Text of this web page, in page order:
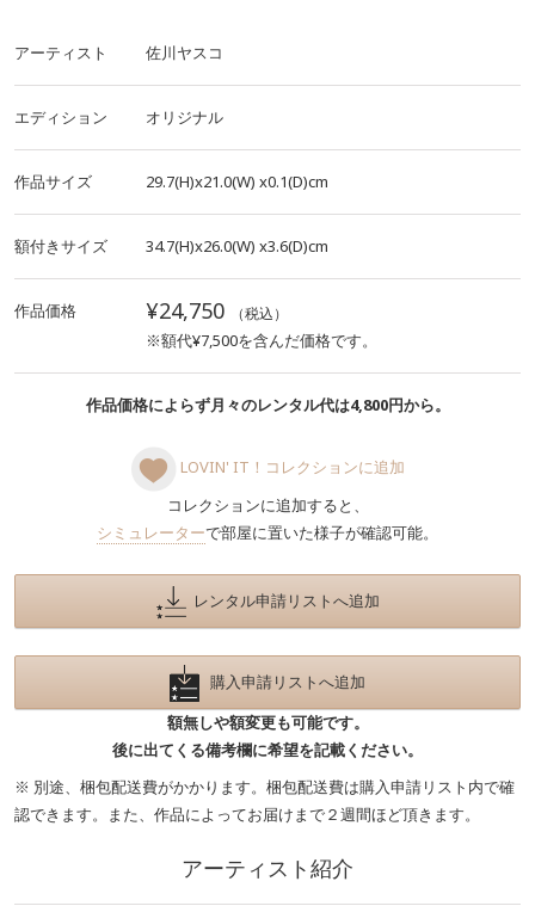
アーティスト 佐川ヤスコ
エディション オリジナル
作品サイズ 29.7(H)x21.0(W) x0.1(D)cm
額付きサイズ 34.7(H)x26.0(W) x3.6(D)cm
作品価格 ¥24,750 （税込）
※額代¥7,500を含んだ価格です。
作品価格によらず月々のレンタル代は4,800円から。
LOVIN' IT！コレクションに追加
コレクションに追加すると、
シミュレーターで部屋に置いた様子が確認可能。
レンタル申請リストへ追加
購入申請リストへ追加
額無しや額変更も可能です。
後に出てくる備考欄に希望を記載ください。
※ 別途、梱包配送費がかかります。梱包配送費は購入申請リスト内で確
認できます。また、作品によってお届けまで２週間ほど頂きます。
アーティスト紹介